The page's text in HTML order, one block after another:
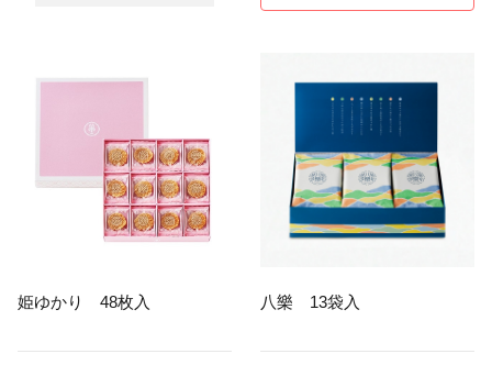
姫ゆかり 48枚入 八樂 13袋入